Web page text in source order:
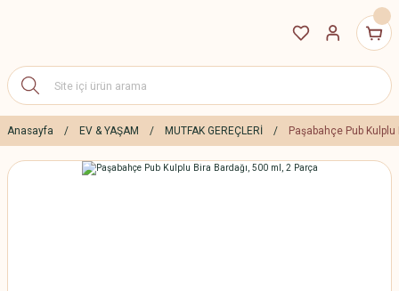
Anasayfa EV & YAŞAM MUTFAK GEREÇLERİ Paşabahçe Pub